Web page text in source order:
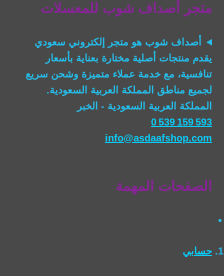
متجر أصداف شوب للمعسلات
أصداف شوب هو متجر إلكتروني سعودي
يقدم منتجات أصلية مختارة بعناية بأسعار
تنافسية، مع خدمة عملاء متميزة وشحن سريع
لجميع مناطق المملكة العربية السعودية.
المملكة العربية السعودية - الخبر
0 539 159 593
info@asdaafshop.com
الصفحات المهمة
حسابي